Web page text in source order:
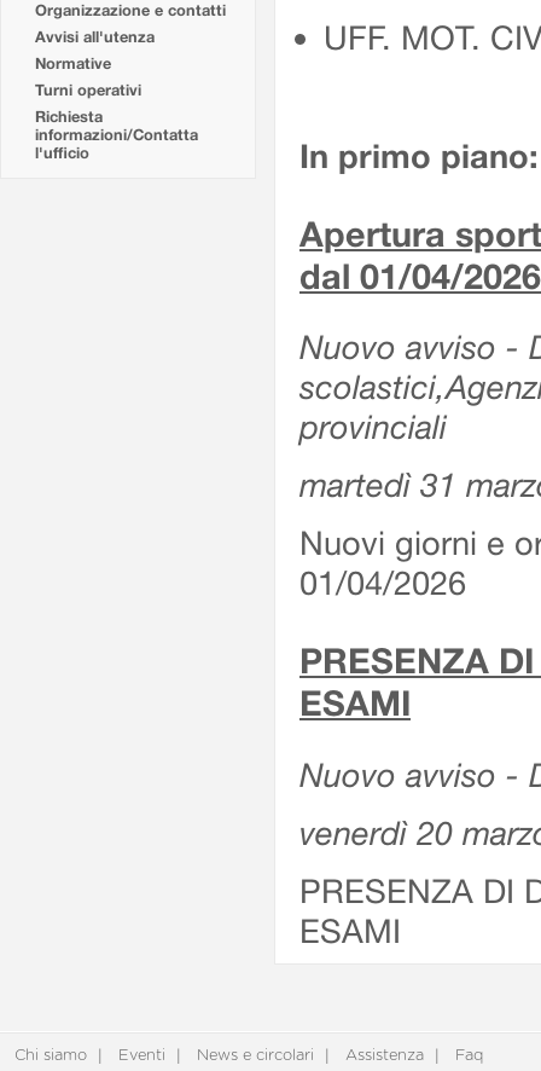
Organizzazione e contatti
Avvisi all'utenza
Normative
Turni operativi
Richiesta
informazioni/Contatta
l'ufficio
UFF. MOT.
In primo piano:
Apertura
dal 01/04/2026
Nuovo avviso -
provinciali
martedì 31
Nuovi giorni e
01/04/2026
PRESENZA
ESAMI
Nuovo avviso -
venerdì 20
PRESENZA DI
ESAMI
Chi siamo Eventi News e circolari Assistenza Faq